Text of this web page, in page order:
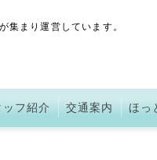
集まり運営しています。
ッフ紹介 交通案内 ほっ